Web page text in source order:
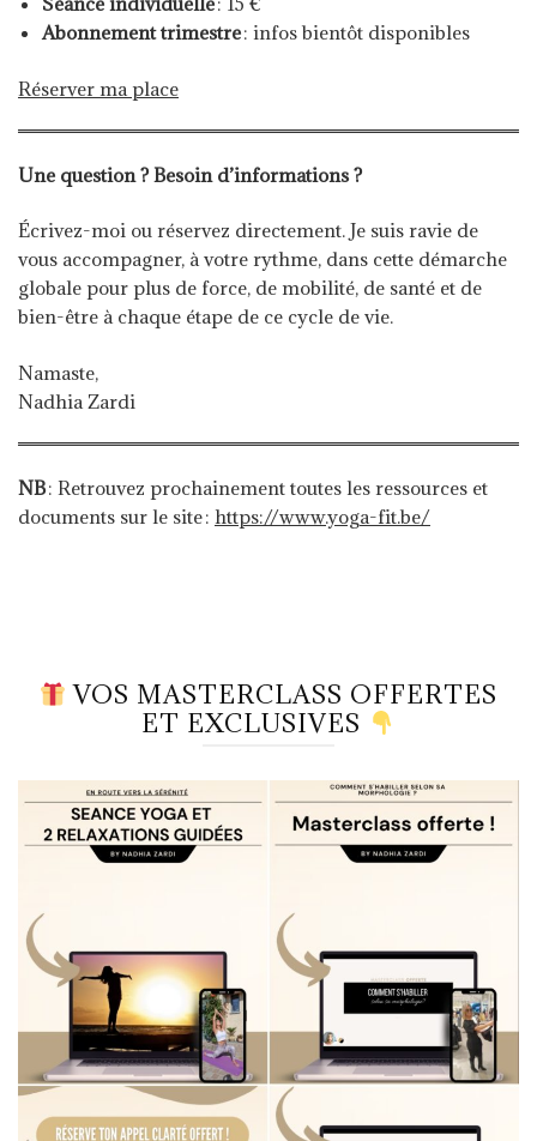
Abonnement trimestre: infos bientôt disponibles
Réserver ma place
Une question ? Besoin d’informations ?
Écrivez-moi ou réservez directement. Je suis ravie de
vous accompagner, à votre rythme, dans cette démarche
globale pour plus de force, de mobilité, de santé et de
bien-être à chaque étape de ce cycle de vie.
Namaste,
Nadhia Zardi
NB: Retrouvez prochainement toutes les ressources et
documents sur le site : https://www.yoga-fit.be/
VOS MASTERCLASS OFFERTES
ET EXCLUSIVES